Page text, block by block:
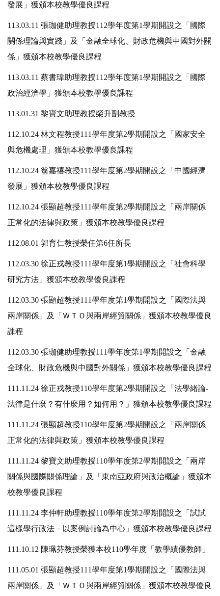
發展」獲頒本校教學優良課程
113.03.11 張珈健助理教授112學年度第1學期開設之「國際
關係理論與實踐」及「金融全球化、財政危機與中國對外關
係」獲頒本校教學優良課程
113.03.11 蔡書瑋助理教授112學年度第1學期開設之「國際
政治經濟學」獲頒本校教學優良課程
113.01.31 黎寶文助理教授榮升副教授
112.10.24 林文程教授111學年度第2學期開設之「國家安全
與危機處理」獲頒本校教學優良課程
112.10.24 翁嘉禧教授111學年度第2學期開設之「中國經濟
發展」獲頒本校教學優良課程
112.10.24 張顯超教授111學年度第2學期開設之「兩岸關係
正常化的法律與政策」獲頒本校教學優良課程
112.08.01 郭育仁教授榮任第6任所長
112.03.30 徐正戎教授111學年度第1學期開設之「社會科學
研究方法」獲頒本校教學優良課程
112.03.30 張顯超教授111學年度第1學期開設之「國際法與
兩岸關係」及「ＷＴＯ與兩岸經貿關係」獲頒本校教學優良
課程
112.03.30 張珈健助理教授111學年度第1學期開設之「金融
全球化、財政危機與中國對外關係」獲頒本校教學優良課程
111.11.24 徐正戎教授110學年度第2學期開設之「法學緒論-
法律是什麼？有什麼用？如何用？」獲頒本校教學優良課程
111.11.24 張顯超教授110學年度第2學期開設之「兩岸關係
正常化的法律與政策」獲頒本校教學優良課程
111.11.24 黎寶文助理教授110學年度第2學期開設之「兩岸
關係與國際關係理論」及「東南亞政府與政治概論」獲頒本
校教學優良課程
111.11.24 李仲軒助理教授110學年度第2學期開設之「試試
這樣學行政法－以案例討論為中心」獲頒本校教學優良課程
111.10.12 陳珮芬教授榮獲本校110學年度「教學績優教師」
111.05.01 張顯超教授111學年度第1學期開設之「國際法與
兩岸關係」及「ＷＴＯ與兩岸經貿關係」獲頒本校教學優良